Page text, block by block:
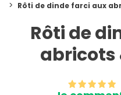
Rôti de dinde farci aux
Rôti de
abricots